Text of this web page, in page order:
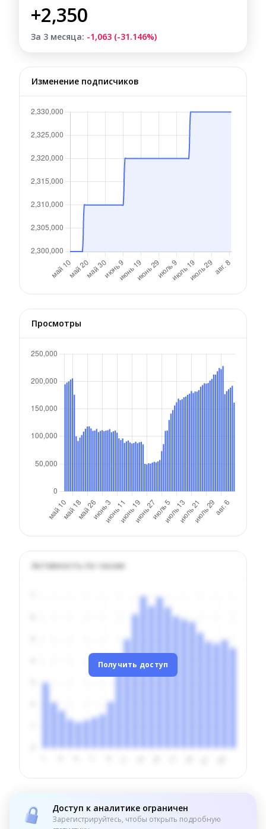
+2,350
За 3 месяца: -1,063 (-31.146%)
Изменение подписчиков
Просмотры
Активность по часам
Получить доступ
Доступ к аналитике ограничен
Зарегистрируйтесь, чтобы открыть подробную